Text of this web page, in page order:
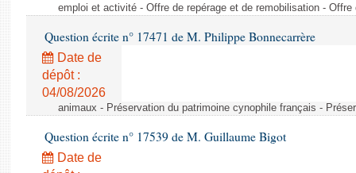
emploi et activité - Offre de repérage et de remobilisation -
Question écrite n° 17471 de M. Philippe Bonnecarrère
Date de
dépôt :
04/08/2026
animaux - Préservation du patrimoine cynophile français -
Question écrite n° 17539 de M. Guillaume Bigot
Date de